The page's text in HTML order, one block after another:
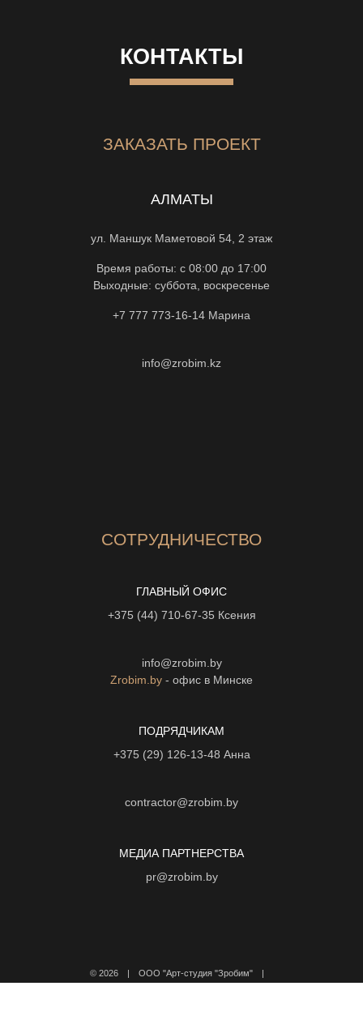
КОНТАКТЫ
ЗАКАЗАТЬ ПРОЕКТ
АЛМАТЫ
ул. Маншук Маметовой 54, 2 этаж
Время работы: с 08:00 до 17:00
Выходные: суббота, воскресенье
+7 777 773-16-14 Марина
info@zrobim.kz
СОТРУДНИЧЕСТВО
ГЛАВНЫЙ ОФИС
+375 (44) 710-67-35 Ксения
info@zrobim.by
Zrobim.by - офис в Минске
ПОДРЯДЧИКАМ
+375 (29) 126-13-48 Анна
contractor@zrobim.by
МЕДИА ПАРТНЕРСТВА
pr@zrobim.by
© 2026 | ООО "Арт-студия "Зробим" |